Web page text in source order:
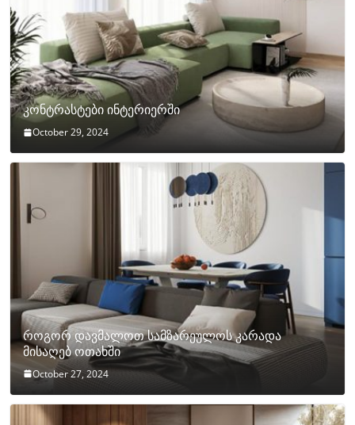
კონტრასტები ინტერიერში
October 29, 2024
როგორ დავმალოთ სამზარეულოს კარადა
მისაღებ ოთახში
October 27, 2024